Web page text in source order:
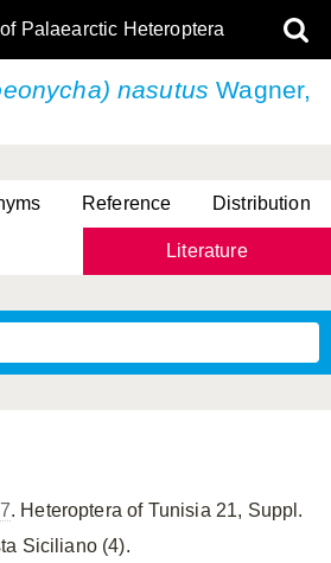
Palaearctic Heteroptera
nasutus Wagner,
Reference Distribution
Literature
. Heteroptera of Tunisia 21, Suppl.
Siciliano (4).